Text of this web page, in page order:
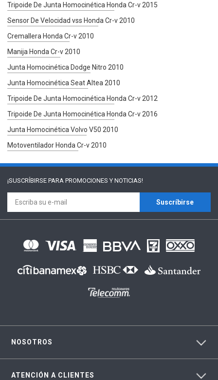
Tripoide De Junta Homocinética Honda Cr-v 2015
Sensor De Velocidad vss Honda Cr-v 2010
Cremallera Honda Cr-v 2010
Manija Honda Cr-v 2010
Junta Homocinética Dodge Nitro 2010
Junta Homocinética Seat Altea 2010
Tripoide De Junta Homocinética Honda Cr-v 2012
Tripoide De Junta Homocinética Honda Cr-v 2016
Junta Homocinética Volvo V50 2010
Motoventilador Honda Cr-v 2010
¡SUSCRÍBIRSE PARA PROMOCIONES Y NOTICIAS!
Suscríbirse
NOSOTROS
ATENCIÓN A CLIENTES